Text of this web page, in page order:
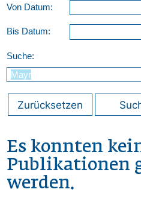
Von Datum:
Bis Datum:
Suche:
Zurücksetzen
Es konnten
Publikationen
werden.